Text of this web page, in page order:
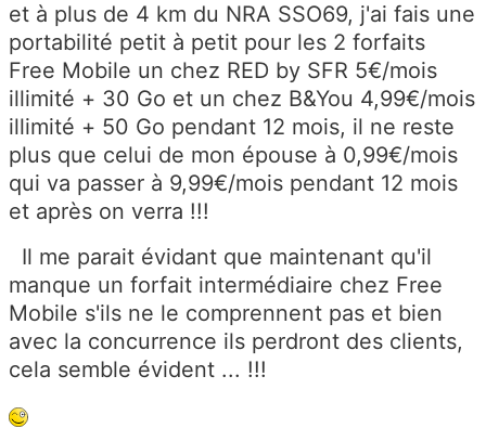
et à plus de 4 km du NRA SSO69, j'ai fais une
portabilité petit à petit pour les 2 forfaits
Free Mobile un chez RED by SFR 5€/mois
illimité + 30 Go et un chez B&You 4,99€/mois
illimité + 50 Go pendant 12 mois, il ne reste
plus que celui de mon épouse à 0,99€/mois
qui va passer à 9,99€/mois pendant 12 mois
et après on verra !!!
Il me parait évidant que maintenant qu'il
manque un forfait intermédiaire chez Free
Mobile s'ils ne le comprennent pas et bien
avec la concurrence ils perdront des clients,
cela semble évident ... !!!